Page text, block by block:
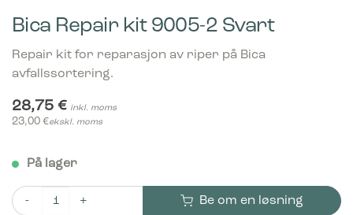
Bica Repair kit 9005-2 Svart
Repair kit for reparasjon av riper på Bica
avfallssortering.
28,75 € inkl. moms
23,00 €ekskl. moms
På lager
Bica Repair kit 9005-2 Svart antall
Be om en løsning